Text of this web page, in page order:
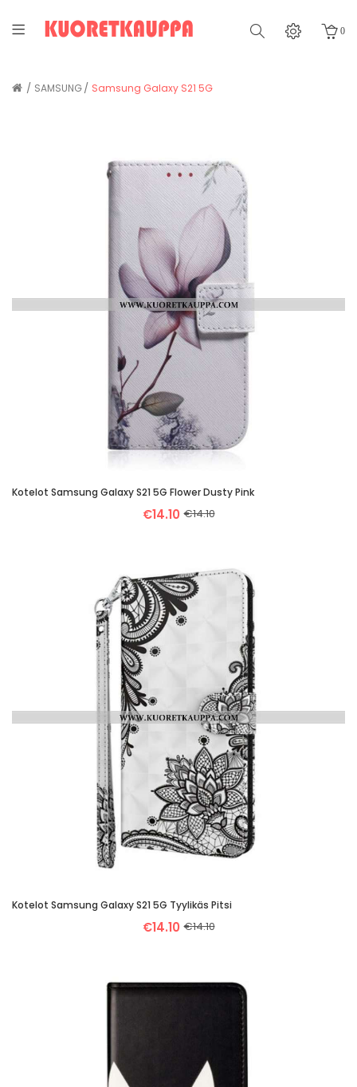
0
SAMSUNG Samsung Galaxy S21 5G
Kotelot Samsung Galaxy S21 5G Flower Dusty Pink
€14.10 €14.10
Kotelot Samsung Galaxy S21 5G Tyylikäs Pitsi
€14.10 €14.10